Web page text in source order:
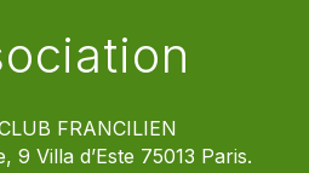
FRANCILIEN
9 Villa d’Este 75013 Paris.